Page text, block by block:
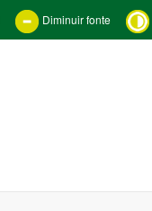
Diminuir fonte